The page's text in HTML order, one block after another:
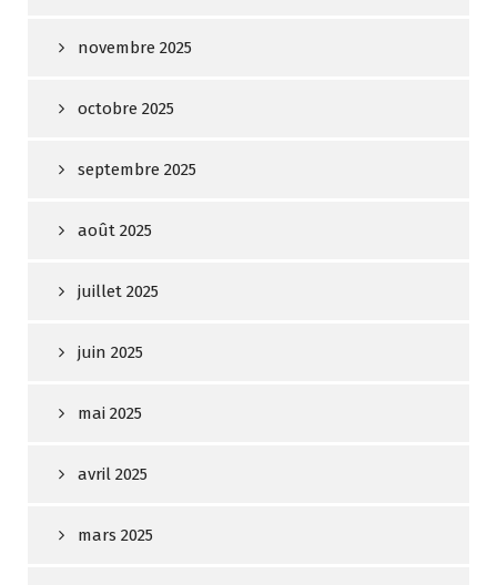
novembre 2025
octobre 2025
septembre 2025
août 2025
juillet 2025
juin 2025
mai 2025
avril 2025
mars 2025